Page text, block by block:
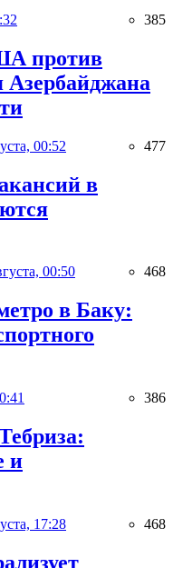
385
против
Азербайджана
00:52 477
в
00:50 468
в Баку:
386
и
17:28 468